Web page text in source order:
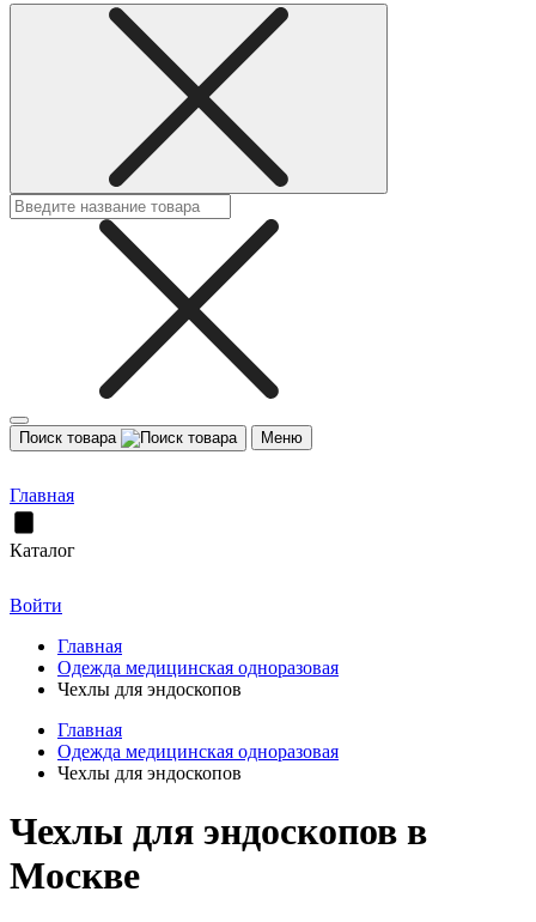
Поиск товара Меню
Главная
Каталог
Войти
Главная
Одежда медицинская одноразовая
Чехлы для эндоскопов
Главная
Одежда медицинская одноразовая
Чехлы для эндоскопов
Чехлы для эндоскопов в
Москве